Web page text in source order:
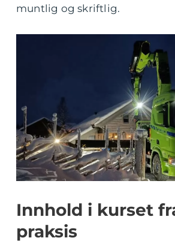
muntlig og skriftlig.
Innhold i kurset
praksis